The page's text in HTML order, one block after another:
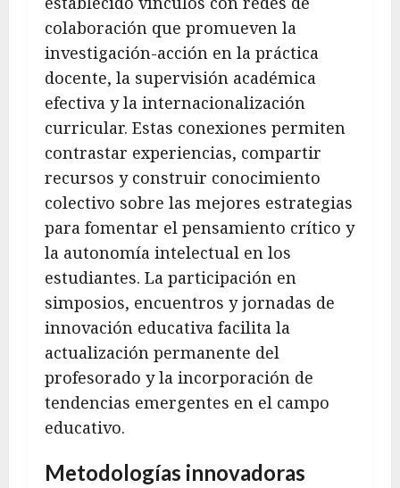
colaboración que promueven la
investigación-acción en la práctica
docente, la supervisión académica
efectiva y la internacionalización
curricular. Estas conexiones permiten
contrastar experiencias, compartir
recursos y construir conocimiento
colectivo sobre las mejores estrategias
para fomentar el pensamiento crítico y
la autonomía intelectual en los
estudiantes. La participación en
simposios, encuentros y jornadas de
innovación educativa facilita la
actualización permanente del
profesorado y la incorporación de
tendencias emergentes en el campo
educativo.
Metodologías innovadoras